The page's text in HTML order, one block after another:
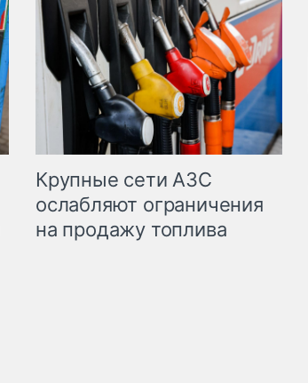
Крупные сети АЗС
ослабляют ограничения
на продажу топлива